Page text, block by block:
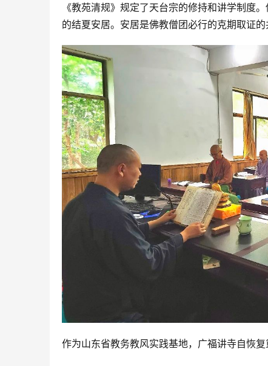
《教苑清规》规定了天台宗的修持和讲学制度
的结夏安居。安居是佛教僧团必行的克期取证的
作为山东省教务教风实践基地，广福讲寺自恢